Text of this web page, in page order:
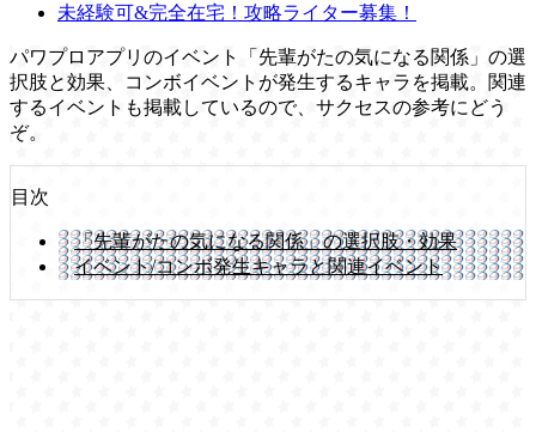
未経験可&完全在宅！攻略ライター募集！
パワプロアプリのイベント「先輩がたの気になる関係」の選
択肢と効果、コンボイベントが発生するキャラを掲載。関連
するイベントも掲載しているので、サクセスの参考にどう
ぞ。
目次
「先輩がたの気になる関係」の選択肢・効果
イベント/コンボ発生キャラと関連イベント